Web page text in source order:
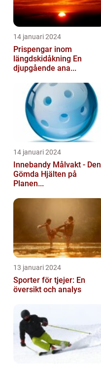
14 januari 2024
Prispengar inom
längdskidåkning En
djupgående ana...
14 januari 2024
Innebandy Målvakt - Den
Gömda Hjälten på
Planen...
13 januari 2024
Sporter för tjejer: En
översikt och analys